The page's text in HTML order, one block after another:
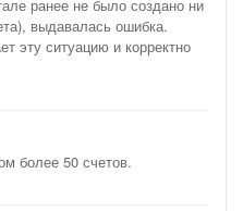
ранее не было создано ни
выдавалась ошибка.
эту ситуацию и корректно
более 50 счетов.